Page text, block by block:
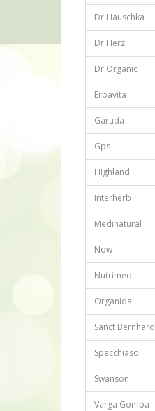
Dr.Hauschka
Dr.Herz
Dr.Organic
Erbavita
Garuda
Gps
Highland
Interherb
Medinatural
Now
Nutrimed
Organiqa
Sanct Bernhard
Specchiasol
Swanson
Varga Gomba